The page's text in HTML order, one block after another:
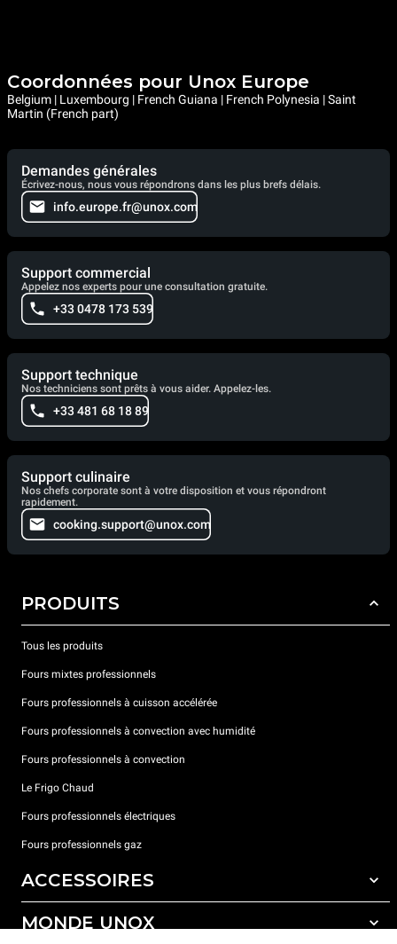
Coordonnées pour Unox Europe
Belgium | Luxembourg | French Guiana | French Polynesia | Saint
Martin (French part)
Demandes générales
Écrivez-nous, nous vous répondrons dans les plus brefs délais.
info.europe.fr@unox.com
Support commercial
Appelez nos experts pour une consultation gratuite.
+33 0478 173 539
Support technique
Nos techniciens sont prêts à vous aider. Appelez-les.
+33 481 68 18 89
Support culinaire
Nos chefs corporate sont à votre disposition et vous répondront
rapidement.
cooking.support@unox.com
PRODUITS
Tous les produits
Fours mixtes professionnels
Fours professionnels à cuisson accélérée
Fours professionnels à convection avec humidité
Fours professionnels à convection
Le Frigo Chaud
Fours professionnels électriques
Fours professionnels gaz
ACCESSOIRES
Tous les accessoires
MONDE UNOX